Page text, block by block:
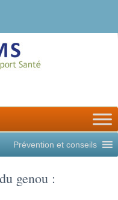
Prévention et conseils
genou :